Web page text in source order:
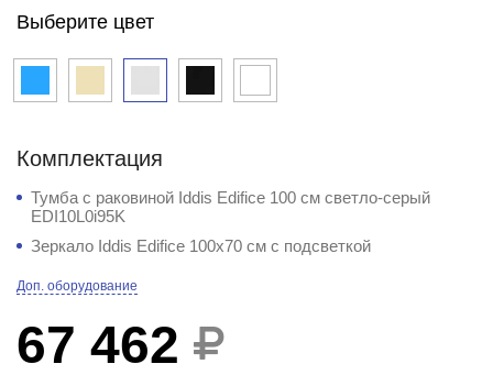
Выберите цвет
Комплектация
Тумба с раковиной Iddis Edifice 100 см светло-серый
EDI10L0i95K
Зеркало Iddis Edifice 100x70 см с подсветкой
Доп. оборудование
67 462